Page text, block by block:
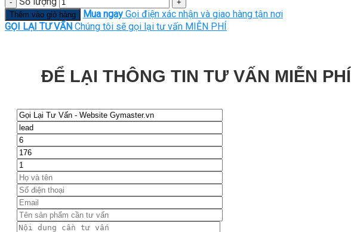
Thêm vào giỏ hàng Mua ngay Gọi điện xác nhận và giao hàng tận nơi
GỌI LẠI TƯ VẤN Chúng tôi sẽ gọi lại tư vấn MIỄN PHÍ
ĐỂ LẠI THÔNG TIN TƯ VẤN MIỄN PHÍ